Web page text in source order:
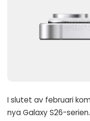
I slutet av februari
nya Galaxy S26-